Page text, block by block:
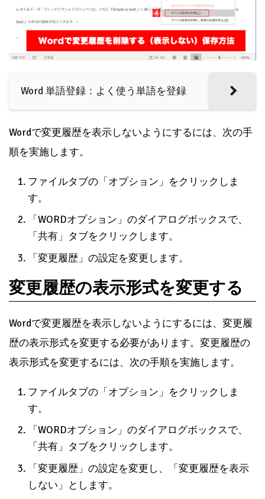
Word 単語登録：よく使う単語を登録
Wordで変更履歴を表示しないようにするには、次の手
順を実施します。
ファイルタブの「オプション」をクリックしま
す。
「WORDオプション」のダイアログボックスで、
「共有」タブをクリックします。
「変更履歴」の設定を変更します。
変更履歴の表示形式を変更する
Wordで変更履歴を表示しないようにするには、変更履
歴の表示形式を変更する必要があります。変更履歴の
表示形式を変更するには、次の手順を実施します。
ファイルタブの「オプション」をクリックしま
す。
「WORDオプション」のダイアログボックスで、
「共有」タブをクリックします。
「変更履歴」の設定を変更し、「変更履歴を表示
しない」とします。